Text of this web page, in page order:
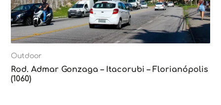
Outdoor
Rod. Admar Gonzaga – Itacorubi – Florianópolis
(1060)